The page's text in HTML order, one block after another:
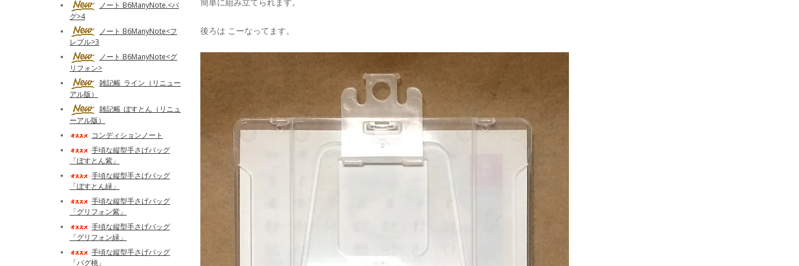
後ろは こーなってます。
ノート B6ManyNote.<パ
グ>4
ノート B6ManyNote<フ
レブル>3
ノート B6ManyNote<グ
リフォン>
雑記帳_ライン（リニュー
アル版）
雑記帳_ぼすとん（リニュ
ーアル版）
コンディションノート
手頃な縦型手さげバッグ
「ぼすとん紫」
手頃な縦型手さげバッグ
「ぼすとん緑」
手頃な縦型手さげバッグ
「グリフォン紫」
手頃な縦型手さげバッグ
「グリフォン緑」
手頃な縦型手さげバッグ
「パグ桃」